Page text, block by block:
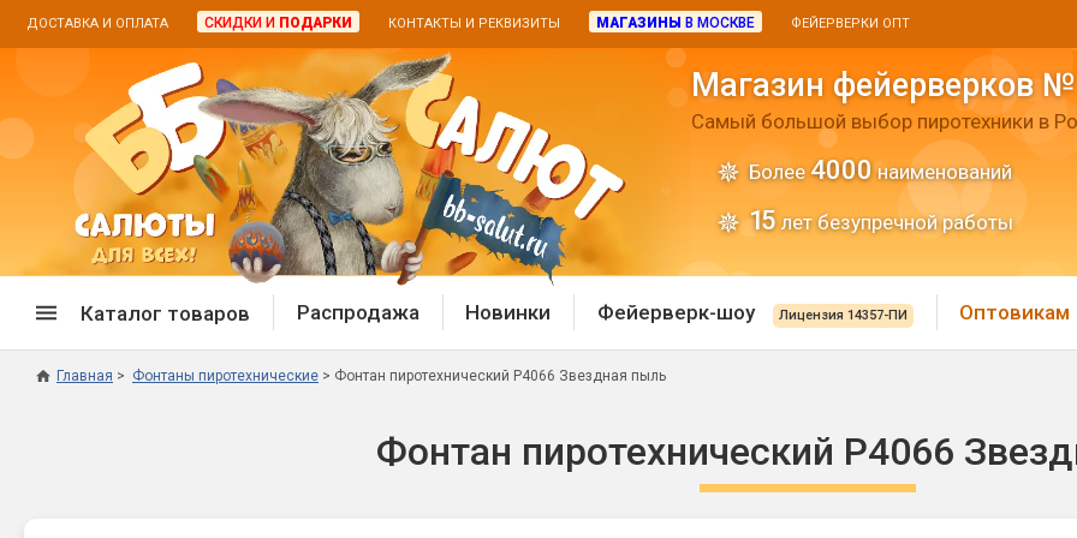
ДОСТАВКА И ОПЛАТА СКИДКИ И ПОДАРКИ КОНТАКТЫ И РЕКВИЗИТЫ МАГАЗИНЫ В МОСКВЕ ФЕЙЕРВЕРКИ ОПТ
Магазин фейерверков
Самый большой выбор пиротехники в
Более 4000 наименований
15 лет безупречной работы
Каталог товаров
Дневные батареи
Хлопушки и
Распродажа Новинки Фейерверк-шоу Лицензия 14357-ПИ Оптовикам
Главная Фонтаны пиротехнические Фонтан пиротехнический Р4066 Звездная пыль
Фонтан пиротехнический Р4066